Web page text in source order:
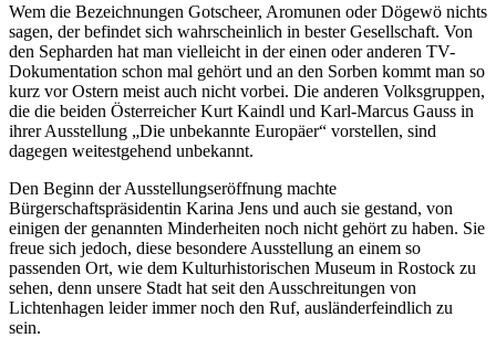
Wem die Bezeichnungen Gotscheer, Aromunen oder Dögewö nichts
sagen, der befindet sich wahrscheinlich in bester Gesellschaft. Von
den Sepharden hat man vielleicht in der einen oder anderen TV-
Dokumentation schon mal gehört und an den Sorben kommt man so
kurz vor Ostern meist auch nicht vorbei. Die anderen Volksgruppen,
die die beiden Österreicher Kurt Kaindl und Karl-Marcus Gauss in
ihrer Ausstellung „Die unbekannte Europäer“ vorstellen, sind
dagegen weitestgehend unbekannt.
Den Beginn der Ausstellungseröffnung machte
Bürgerschaftspräsidentin Karina Jens und auch sie gestand, von
einigen der genannten Minderheiten noch nicht gehört zu haben. Sie
freue sich jedoch, diese besondere Ausstellung an einem so
passenden Ort, wie dem Kulturhistorischen Museum in Rostock zu
sehen, denn unsere Stadt hat seit den Ausschreitungen von
Lichtenhagen leider immer noch den Ruf, ausländerfeindlich zu
sein.